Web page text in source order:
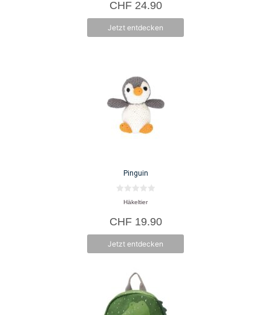
n
5
CHF24.90
Jetzt entdecken
Pinguin
n
5
Häkeltier
CHF19.90
Jetzt entdecken